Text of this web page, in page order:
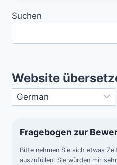
RKLÄRT
Suchen
Website
Fragebogen zur
Bitte nehmen Sie sich etwas
auszufüllen. Sie würden mir